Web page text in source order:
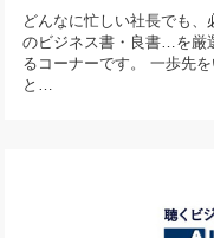
ツ・ビジネスに学ぶ心理学
の『これぞ！"本物の温泉"
どんなに忙しい社長でも
のビジネス書・良書…を厳
るコーナーです。 一歩先
と…